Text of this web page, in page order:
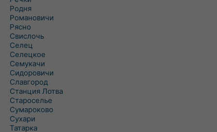
Родня
Романовичи
Рясно
Свислочь
Селец
Селецкое
Семукачи
Сидоровичи
Славгород
Станция Лотва
Староселье
Сумароково
Сухари
Татарка